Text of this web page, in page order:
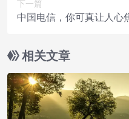
下一篇
中国电信，你可真让人心
相关文章